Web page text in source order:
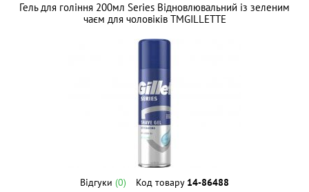
Гель для гоління 200мл Series Відновлювальний із зеленим
чаєм для чоловіків ТМGILLETTE
Відгуки (0) Код товару 14-86488